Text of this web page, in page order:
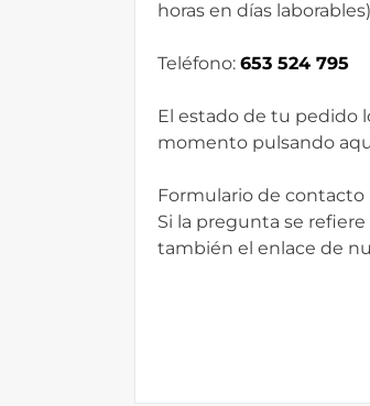
horas en días
Teléfono: 653 524 795
El estado de tu pedido
momento pulsando
Formulario de contacto
Si la pregunta se
también el enlace de